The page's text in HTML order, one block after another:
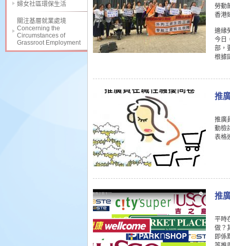
婦女社區環保生活
關注基層就業處境
Concerning the
Circumstances of
Grassroot Employment
勞動
香港
邊緣
今日
部，
根據
推
推廣
動檢
表格
推
平時
做？
即係